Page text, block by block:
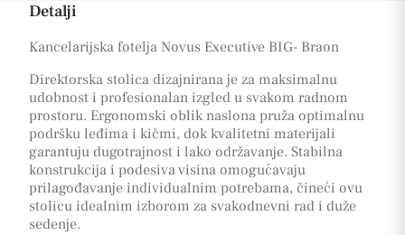
Detalji
Kancelarijska fotelja Novus Executive BIG- Braon
Direktorska stolica dizajnirana je za maksimalnu
udobnost i profesionalan izgled u svakom radnom
prostoru. Ergonomski oblik naslona pruža optimalnu
podršku leđima i kičmi, dok kvalitetni materijali
garantuju dugotrajnost i lako održavanje. Stabilna
konstrukcija i podesiva visina omogućavaju
prilagođavanje individualnim potrebama, čineći ovu
stolicu idealnim izborom za svakodnevni rad i duže
sedenje.